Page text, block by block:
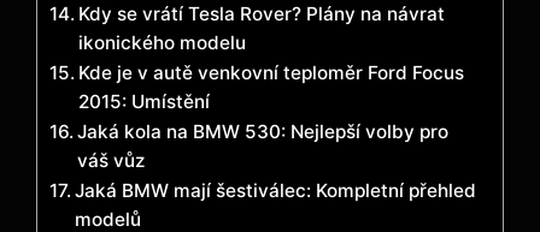
Kdy se vrátí Tesla Rover? Plány na návrat
ikonického modelu
Kde je v autě venkovní teploměr Ford Focus
2015: Umístění
Jaká kola na BMW 530: Nejlepší volby pro
váš vůz
Jaká BMW mají šestiválec: Kompletní přehled
modelů